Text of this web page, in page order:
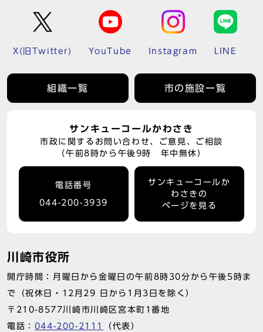
X(旧Twitter) YouTube Instagram LINE
組織一覧 市の施設一覧
サンキューコールかわさき
市政に関するお問い合わせ、ご意見、ご相談
（午前8時から午後9時 年中無休）
電話番号
044-200-3939
サンキューコールか
わさきの
ページを見る
川崎市役所
開庁時間：月曜日から金曜日の午前8時30分から午後5時ま
で（祝休日・12月29 日から1月3日を除く）
〒210-8577川崎市川崎区宮本町1番地
電話： 044-200-2111 （代表）